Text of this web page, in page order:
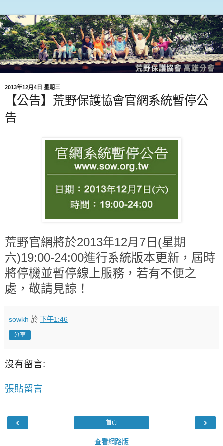
2013年12月4日 星期三
【公告】荒野保護協會官網系統暫停公
告
荒野官網將於2013年12月7日(星期
六)19:00-24:00進行系統版本更新，屆時
將停機並暫停線上服務，若有不便之
處，敬請見諒！
sowkh 於 下午1:46
分享
沒有留言:
張貼留言
‹ ›
首頁
查看網路版